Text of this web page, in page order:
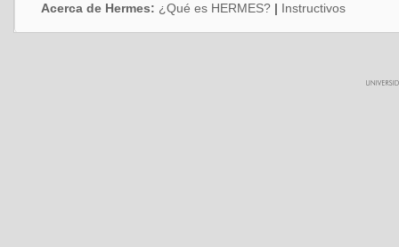
Acerca de Hermes: ¿Qué es HERMES? | Instructivos